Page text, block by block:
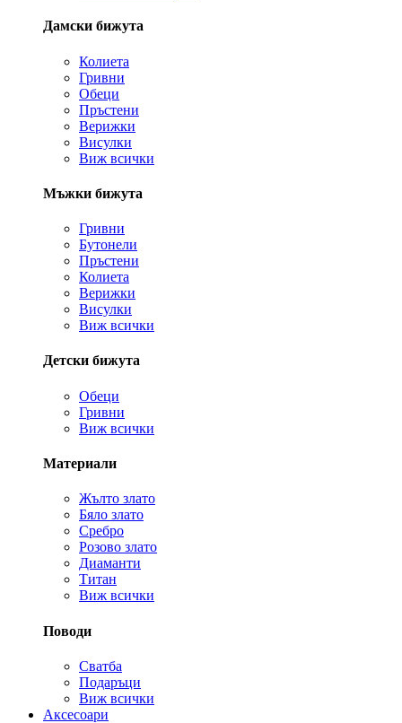
Дамски бижута
Колиета
Гривни
Обеци
Пръстени
Верижки
Висулки
Виж всички
Мъжки бижута
Гривни
Бутонели
Пръстени
Колиета
Верижки
Висулки
Виж всички
Детски бижута
Обеци
Гривни
Виж всички
Материали
Жълто злато
Бяло злато
Сребро
Розово злато
Диаманти
Титан
Виж всички
Поводи
Сватба
Подаръци
Виж всички
Аксесоари